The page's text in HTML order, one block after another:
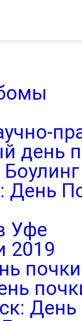
день
День
Уфе
2019
почки